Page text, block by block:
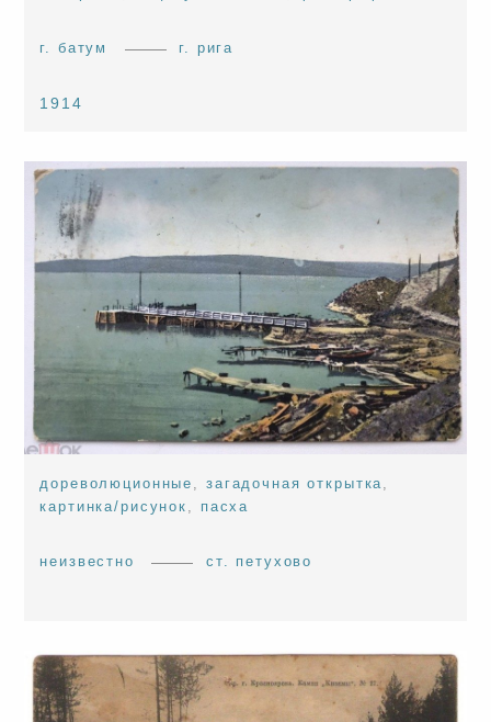
г. батум г. рига
1914
дореволюционные , загадочная открытка,
картинка/рисунок , пасха
неизвестно ст. петухово